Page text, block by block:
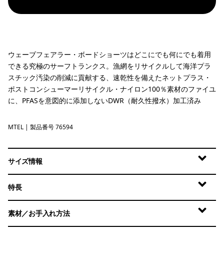
ウェーブフェアラー・ボードショーツはどこにでも何にでも着用
できる究極のサーフトランクス。漁網をリサイクルして海洋プラ
スチック汚染の削減に貢献する、速乾性を備えたネットプラス・
ポストコンシューマーリサイクル・ナイロン100％素材のファイユ
に、PFASを意図的に添加しないDWR（耐久性撥水）加工済み
Mother Tree: Early Teal
MTEL | 製品番号 76594
サイズ情報
特長
素材／お手入れ方法